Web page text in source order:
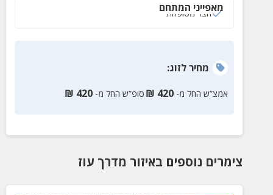
מאפייני המתחם
חצר מטופחת
מחירלזוג:
אמצ”ש החל מ- 420
₪ סופ”ש החל מ- 420
₪
צימרים נוספים באיזור מדרך עוז